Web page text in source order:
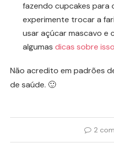
fazendo cupcakes para
experimente trocar a
usar açúcar mascavo e
algumas dicas sobre isso
Não acredito em padrões
de saúde. 🙂
2